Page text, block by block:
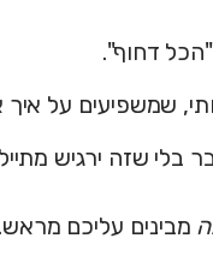
דחוף".
שמשפיעים על איך
בלי שזה ירגיש
מבינים עליכם מראש.